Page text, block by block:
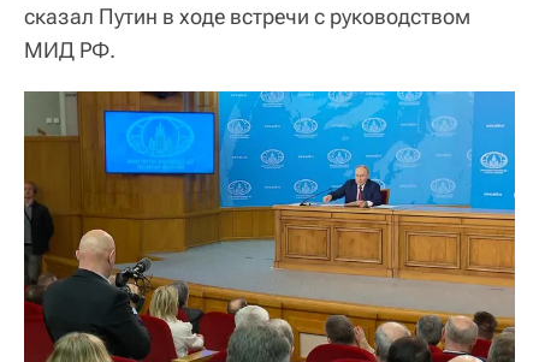
сказал Путин в ходе встречи с руководством
МИД РФ.